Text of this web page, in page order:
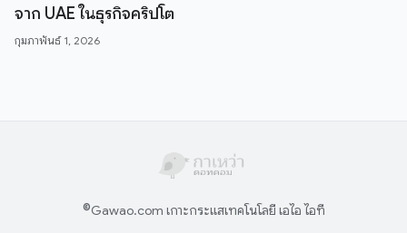
จาก UAE ในธุรกิจคริปโต
กุมภาพันธ์ 1, 2026
©Gawao.com เกาะกระแสเทคโนโลยี เอไอ ไอที